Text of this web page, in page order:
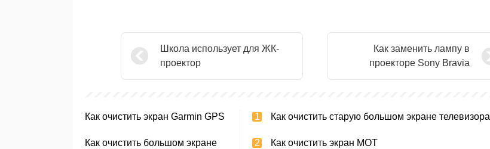
Школа использует для ЖК-
проектор
Как заменить лампу в
проекторе Sony Bravia
Как очистить экран Garmin GPS
Как очистить большом экране
Как очистить старую большом экране телевизора
Как очистить экран МОТ